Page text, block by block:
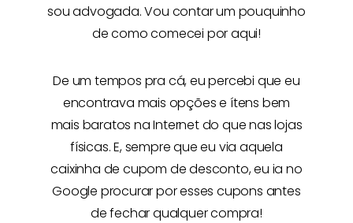
sou advogada. Vou contar um pouquinho
de como comecei por aqui!
De um tempos pra cá, eu percebi que eu
encontrava mais opções e ítens bem
mais baratos na Internetdo que nas lojas
físicas. E, sempre que eu via aquela
caixinha de cupom de desconto, eu ia no
Google procurar por esses cupons antes
de fechar qualquer compra!